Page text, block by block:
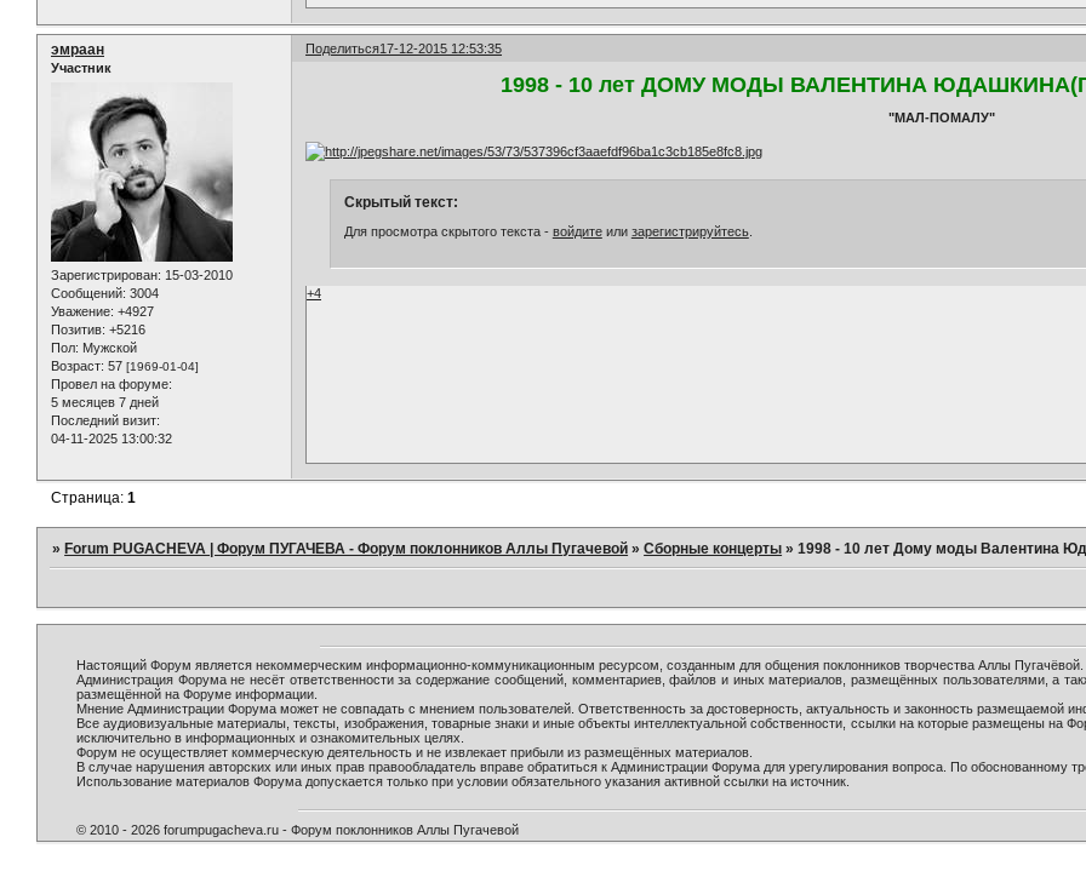
Поделиться17-12-2015 12:53:35
эмраан
Участник
Зарегистрирован: 15-03-2010
Сообщений: 3004
Уважение: +4927
Позитив: +5216
Пол: Мужской
Возраст: 57 [1969-01-04]
Провел на форуме:
5 месяцев 7 дней
Последний визит:
04-11-2025 13:00:32
1998 - 10 лет ДОМУ МОДЫ ВАЛЕНТИНА
"МАЛ-ПОМАЛУ"
Скрытый текст:
Для просмотра скрытого текста - войдитеили зарегистрируйтесь.
+4
Страница:1
» Forum PUGACHEVA | Форум ПУГАЧЕВА - Форум поклонников Аллы Пугачевой »Сборные концерты »1998 - 10 лет Дому моды Валентина
Настоящий Форум является некоммерческим информационно-коммуникационным ресурсом, созданным для общения поклонников творчества Аллы Пугачёвой.
Администрация Форума не несёт ответственности за содержание сообщений, комментариев, файлов и иных материалов, размещённых пользователями, а
размещённой на Форуме информации.
Мнение Администрации Форума может не совпадать с мнением пользователей. Ответственность за достоверность, актуальность и законность размещаемой
Все аудиовизуальные материалы, тексты, изображения, товарные знаки и иные объекты интеллектуальной собственности, ссылки на которые размещены на
исключительно в информационных и ознакомительных целях.
Форум не осуществляет коммерческую деятельность и не извлекает прибыли из размещённых материалов.
В случае нарушения авторских или иных прав правообладатель вправе обратиться к Администрации Форума для урегулирования вопроса. По обоснованному
Использование материалов Форума допускается только при условии обязательного указания активной ссылки на источник.
© 2010 - 2026 forumpugacheva.ru - Форум поклонников Аллы Пугачевой